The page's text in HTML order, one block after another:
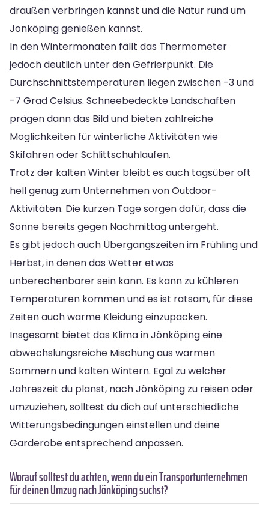
draußen verbringen kannst und die Natur rund um
Jönköping genießen kannst.
In den Wintermonaten fällt das Thermometer
jedoch deutlich unter den Gefrierpunkt. Die
Durchschnittstemperaturen liegen zwischen -3 und
-7 Grad Celsius. Schneebedeckte Landschaften
prägen dann das Bild und bieten zahlreiche
Möglichkeiten für winterliche Aktivitäten wie
Skifahren oder Schlittschuhlaufen.
Trotz der kalten Winter bleibt es auch tagsüber oft
hell genug zum Unternehmen von Outdoor-
Aktivitäten. Die kurzen Tage sorgen dafür, dass die
Sonne bereits gegen Nachmittag untergeht.
Es gibt jedoch auch Übergangszeiten im Frühling und
Herbst, in denen das Wetter etwas
unberechenbarer sein kann. Es kann zu kühleren
Temperaturen kommen und es ist ratsam, für diese
Zeiten auch warme Kleidung einzupacken.
Insgesamt bietet das Klima in Jönköping eine
abwechslungsreiche Mischung aus warmen
Sommern und kalten Wintern. Egal zu welcher
Jahreszeit du planst, nach Jönköping zu reisen oder
umzuziehen, solltest du dich auf unterschiedliche
Witterungsbedingungen einstellen und deine
Garderobe entsprechend anpassen.
Worauf solltest du achten, wenn du ein Transportunternehmen
für deinen Umzug nach Jönköping suchst?